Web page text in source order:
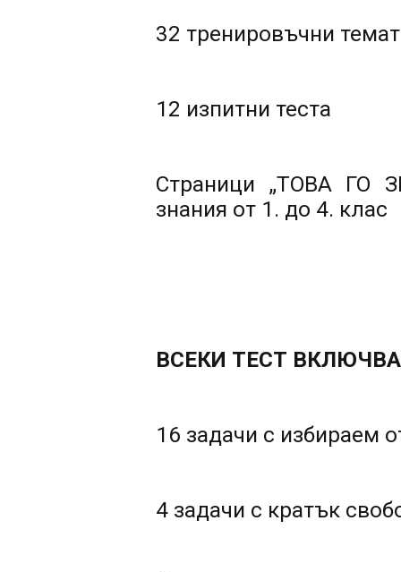
32 тренировъчни
12 изпитни теста
Страници „ТОВА ГО
знания от 1. до 4. клас
ВСЕКИ ТЕСТ
16 задачи с избираем
4 задачи с кратък